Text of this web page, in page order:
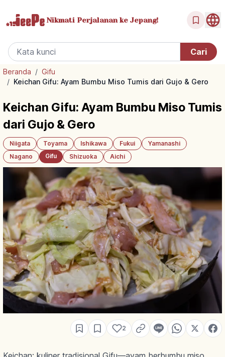
Nikmati Perjalanan ke Jepang!
Beranda / Gifu
/ Keichan Gifu: Ayam Bumbu Miso Tumis dari Gujo & Gero
Keichan Gifu: Ayam Bumbu Miso Tumis
dari Gujo & Gero
Niigata Toyama Ishikawa Fukui
Yamanashi
Nagano
Gifu Shizuoka Aichi
2